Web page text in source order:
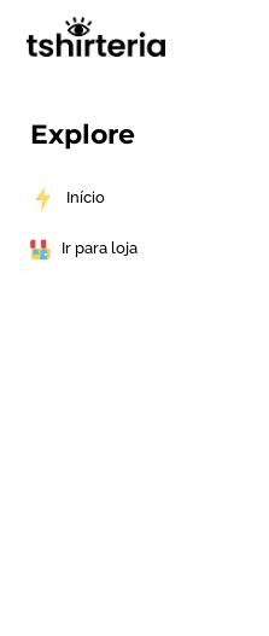
Explore
Início
Ir para loja